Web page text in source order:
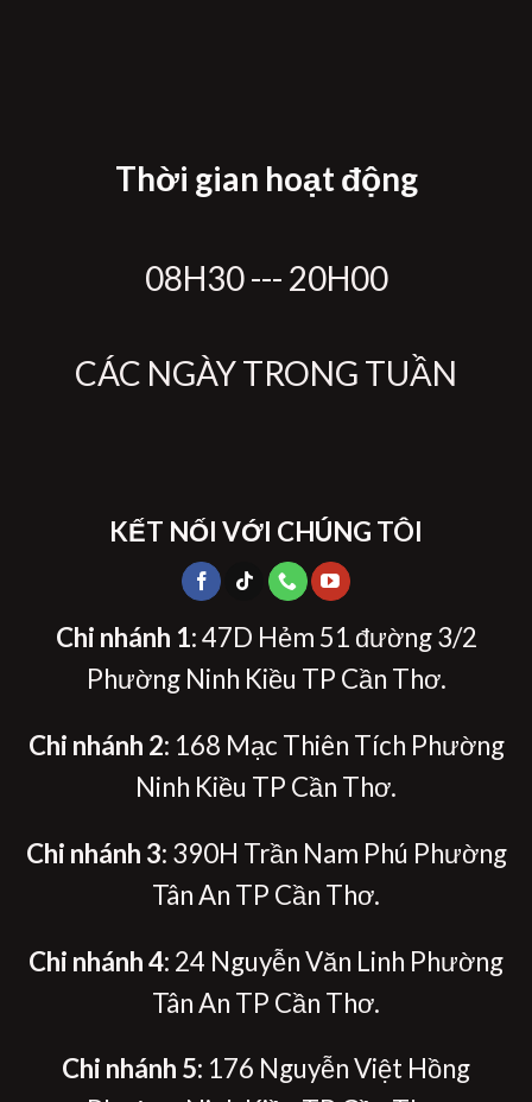
Thời gian hoạt động
08H30 --- 20H00
CÁC NGÀY TRONG TUẦN
KẾT NỐI VỚI CHÚNG TÔI
Chi nhánh 1: 47D Hẻm 51 đường 3/2
Phường Ninh Kiều TP Cần Thơ.
Chi nhánh 2: 168 Mạc Thiên Tích Phường
Ninh Kiều TP Cần Thơ.
Chi nhánh 3: 390H Trần Nam Phú Phường
Tân An TP Cần Thơ.
Chi nhánh 4: 24 Nguyễn Văn Linh Phường
Tân An TP Cần Thơ.
Chi nhánh 5: 176 Nguyễn Việt Hồng